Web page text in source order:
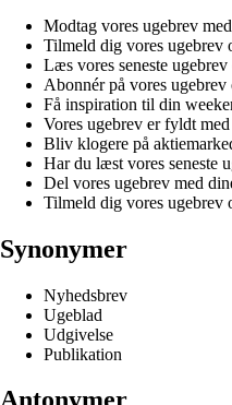
Modtag vores ugebrev
Tilmeld dig vores ugebrev
Læs vores seneste
Abonnér på vores
Få inspiration til din
Vores ugebrev er fyldt
Bliv klogere på
Har du læst vores seneste
Del vores ugebrev med
Tilmeld dig vores ugebrev
Synonymer
Nyhedsbrev
Ugeblad
Udgivelse
Publikation